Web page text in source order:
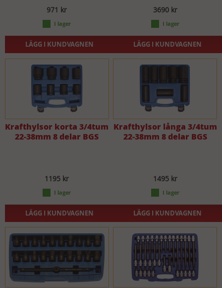
971 kr
LÄGG I KUNDVAGNEN
3690 kr
LÄGG I KUNDVAGNEN
Krafthylsor korta 3/4tum
22-38mm 8 delar BGS
1195 kr
LÄGG I KUNDVAGNEN
Krafthylsor långa 3/4tum
22-38mm 8 delar BGS
1495 kr
LÄGG I KUNDVAGNEN